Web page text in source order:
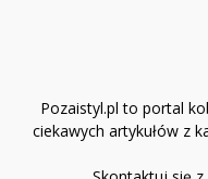
Pozaistyl.pl to portal
ciekawych artykułów z